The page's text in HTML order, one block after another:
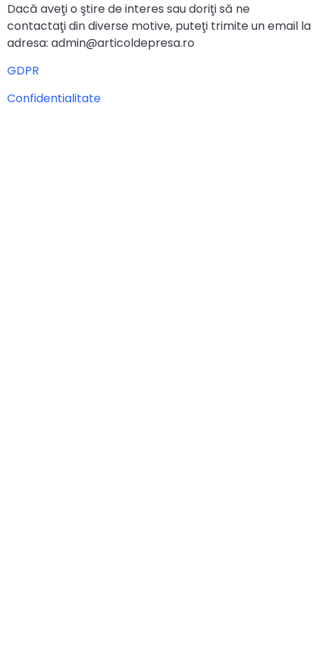
Dacă aveţi o ştire de interes sau doriţi să ne
contactaţi din diverse motive, puteţi trimite un email la
adresa: admin@articoldepresa.ro
GDPR
Confidentialitate